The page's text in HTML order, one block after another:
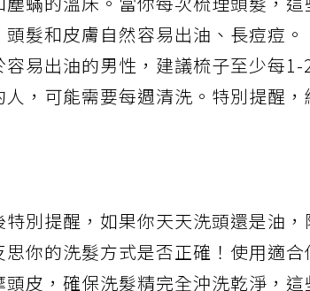
塵蟎的溫床。當你每次梳理頭髮，
頭髮和皮膚自然容易出油、長痘痘。
容易出油的男性，建議梳子至少每
人，可能需要每週清洗。特別提醒
特別提醒，如果你天天洗頭還是油
思你的洗髮方式是否正確！使用適